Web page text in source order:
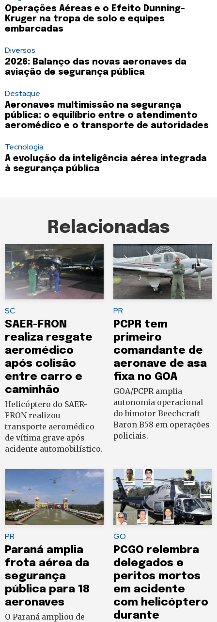
Operações Aéreas e o Efeito Dunning-
Kruger na tropa de solo e equipes
embarcadas
Diversos
2026: Balanço das novas aeronaves da
aviação de segurança pública
Destaque
Aeronaves multimissão na segurança
pública: o equilíbrio entre o atendimento
aeromédico e o transporte de autoridades
Tecnologia
A evolução da inteligência aérea integrada
à segurança pública
Relacionadas
SC
SAER-FRON
realiza resgate
aeromédico
após colisão
entre carro e
caminhão
Helicóptero do SAER-
FRON realizou
transporte aeromédico
de vítima grave após
acidente automobilístico.
PR
PCPR tem
primeiro
comandante de
aeronave de asa
fixa no GOA
GOA/PCPR amplia
autonomia operacional
do bimotor Beechcraft
Baron B58 em operações
policiais.
PR
Paraná amplia
frota aérea da
segurança
pública para 18
aeronaves
O Paraná ampliou de
GO
PCGO relembra
delegados e
peritos mortos
em acidente
com helicóptero
durante